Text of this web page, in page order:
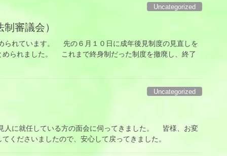
Uncategorized
審議会）
れています。 先の６月１０日に成年後見制度の見直しを
められました。 これまで終身制だった制度を撤廃し、終了
Uncategorized
に就任している方の面会に伺ってきました。 皆様、お変
くださいましたので、安心して戻ってきました。